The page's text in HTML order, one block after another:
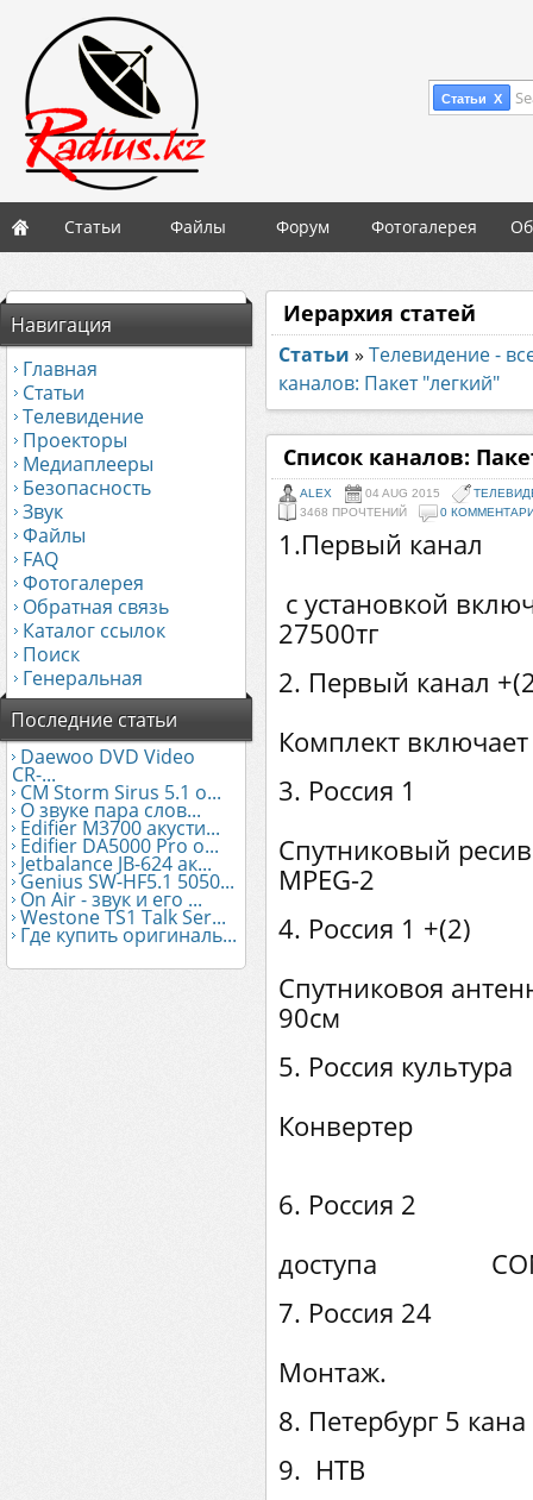
Статьи X
Статьи Файлы Форум Фотогалерея
Навигация
Главная
Статьи
Телевидение
Проекторы
Медиаплееры
Безопасность
Звук
Файлы
FAQ
Фотогалерея
Обратная связь
Каталог ссылок
Поиск
Генеральная
Последние статьи
Daewoo DVD Video
CR-...
CM Storm Sirus 5.1 о...
О звуке пара слов...
Edifier М3700 акусти...
Edifier DA5000 Pro о...
Jetbalance JB-624 ак...
Genius SW-HF5.1 5050...
On Air - звук и его ...
Westone TS1 Talk Ser...
Где купить оригиналь...
Иерархия статей
Статьи » Телевидение -
каналов: Пакет "легкий"
Список каналов:
ALEX 04 AUG 2015
3468 ПРОЧТЕНИЙ
0
с установкой
27500тг
2.
Комплект включает
3.
Спутниковый
MPEG-2
4.
Cпутниковоя
90см
5.
Конвертер
6.
доступа
7.
Монтаж.
8. Петербург 5 кана
9. НТВ